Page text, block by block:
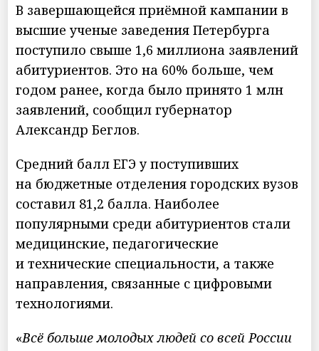
В завершающейся приёмной кампании в
высшие ученые заведения Петербурга
поступило свыше 1,6 миллиона заявлений
абитуриентов. Это на 60% больше, чем
годом ранее, когда было принято 1 млн
заявлений, сообщил губернатор
Александр Беглов.
Средний балл ЕГЭ у поступивших
на бюджетные отделения городских вузов
составил 81,2 балла. Наиболее
популярными среди абитуриентов стали
медицинские, педагогические
и технические специальности, а также
направления, связанные с цифровыми
технологиями.
«Всё больше молодых людей со всей России